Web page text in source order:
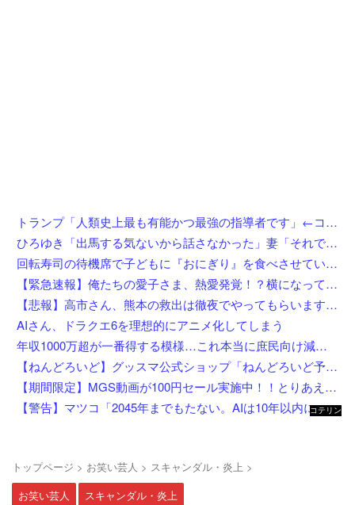
トランプ「人類史上最も有能かつ最強の指導者です」←コイツがイラン如きに右往左往してる理由
ひろゆき「出馬する気ないから話さなかった」妻「それでも不誠実だろ」→離婚協議へｗｗｗｗｗ
回転寿司の待機席で子どもに『おにぎり』を食べさせている親を目撃したんだが……え？！何しにきたん？
【緊急速報】俺たちの愛子さま、熱愛発覚！？横になってしまう奴らが大量発生してしまう…
【悲報】高市さん、熊本の救出は徹夜でやってもらいますと言ってしまいめっちゃ炎上してしまうw w w w w w w w w
AIさん、ドラクエ6を理想的にアニメ化してしまう
年収1000万超が一番得する模様…これ本当に庶民向け減税か？
【ねんどろいど】グッスマ公式ショップ「ねんどろいど予約キャンペーン（2026年8月分）」【8月1日開始】
【期間限定】MGS動画が100円セール実施中！！とりあえず全部買うやろｗｗｗｗｗ
【警告】マツコ「2045年までもたない。AIは10年以内に来るぞ」
コテリン
トップページ > お笑い芸人 > スキャンダル・炎上 >
お笑い芸人
スキャンダル・炎上